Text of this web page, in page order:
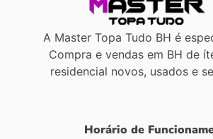
A Master Topa Tudo BH é
Compra e vendas em BH de
residencial novos, usados e
Horário de